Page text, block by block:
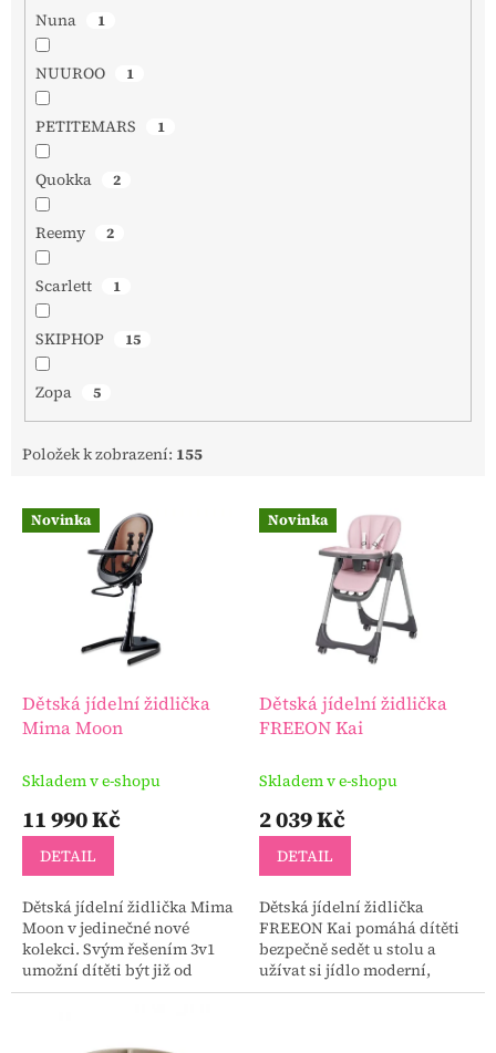
Nuna 1
NUUROO 1
PETITEMARS 1
Quokka 2
Reemy 2
Scarlett 1
SKIPHOP 15
Zopa 5
Položek k zobrazení: 155
V
ý
d
u
Novinka
Dětská jídelní židlička
Mima Moon
Skladem v e-shopu
11 990 Kč
DETAIL
Dětská jídelní židlička Mima
Moon v jedinečné nové
kolekci. Svým řešením 3v1
umožní dítěti být již od
narození až do školního věku
Novinka
Dětská jídelní židlička
FREEON Kai
Skladem v e-shopu
2 039 Kč
DETAIL
Dětská jídelní židlička
FREEON Kai pomáhá dítěti
bezpečně sedět u stolu a
užívat si jídlo moderní,
praktický a pohodlný